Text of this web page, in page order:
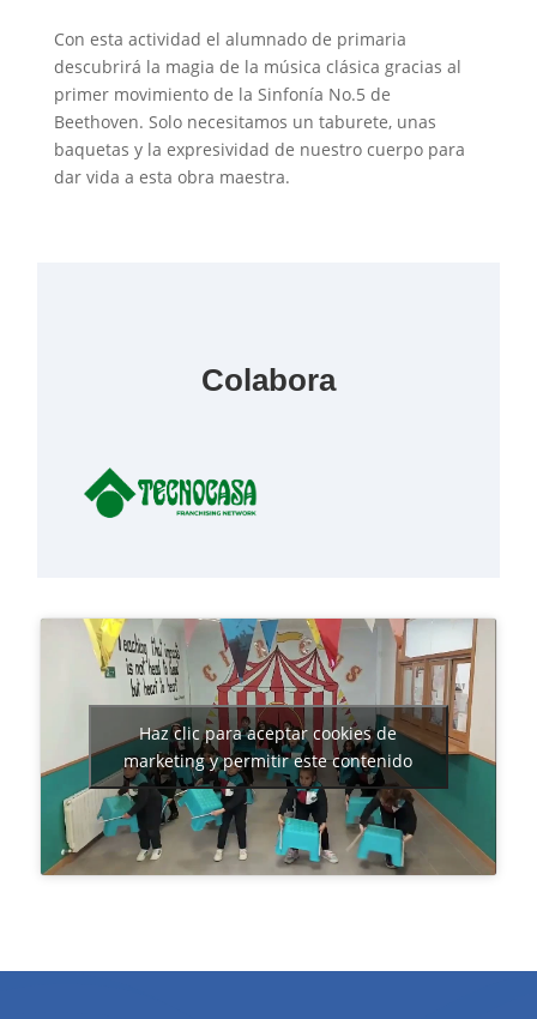
Con esta actividad el alumnado de primaria
descubrirá la magia de la música clásica gracias al
primer movimiento de la Sinfonía No.5 de
Beethoven. Solo necesitamos un taburete, unas
baquetas y la expresividad de nuestro cuerpo para
dar vida a esta obra maestra.
Colabora
Haz clic para aceptar cookies de
marketing y permitir este contenido